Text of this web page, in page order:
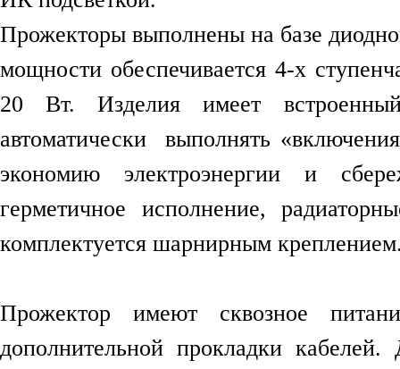
Прожекторы выполнены на базе
мощности обеспечивается 4-х
20 Вт. Изделия имеет
автоматически выполнять
экономию электроэнергии и
герметичное исполнение,
комплектуется шарнирным
Прожектор имеют сквозное
дополнительной прокладки